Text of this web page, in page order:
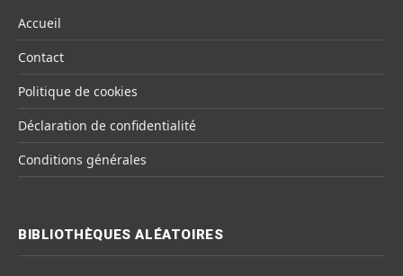
Accueil
Contact
Politique de cookies
Déclaration de confidentialité
Conditions générales
BIBLIOTHÈQUES ALÉATOIRES